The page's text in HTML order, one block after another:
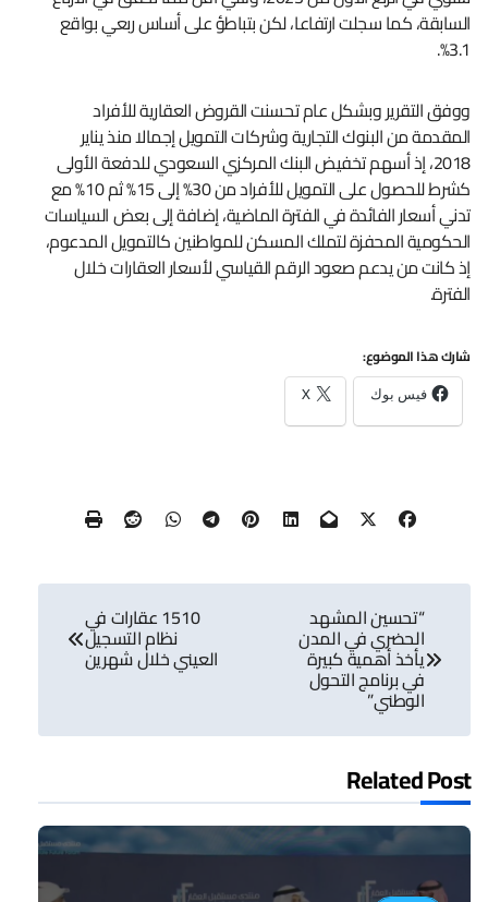
السابقة، كما سجلت ارتفاعا، لكن بتباطؤ على أساس ربعي بواقع
3.1%.
ووفق التقرير وبشكل عام تحسنت القروض العقارية للأفراد
المقدمة من البنوك التجارية وشركات التمويل إجمالا منذ يناير
2018، إذ أسهم تخفيض البنك المركزي السعودي للدفعة الأولى
كشرط للحصول على التمويل للأفراد من 30% إلى 15% ثم 10% مع
تدني أسعار الفائدة في الفترة الماضية، إضافة إلى بعض السياسات
الحكومية المحفزة لتملك المسكن للمواطنين كالتمويل المدعوم،
إذ كانت من يدعم صعود الرقم القياسي لأسعار العقارات خلال
الفترة.
شارك هذا الموضوع:
فيس بوك X
تصفّح
المقالات
“تحسين المشهد
الحضري في المدن
يأخذ أهمية كبيرة
في برنامج التحول
الوطني”
1510 عقارات في
نظام التسجيل
العيني خلال شهرين
Related Post